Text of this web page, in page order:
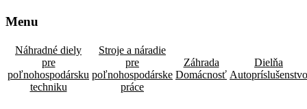
Menu
Náhradné diely
pre
poľnohospodársku
techniku
Stroje a náradie
pre
poľnohospodárske
práce
Záhrada
Domácnosť
Dielňa
Autopríslušenstvo